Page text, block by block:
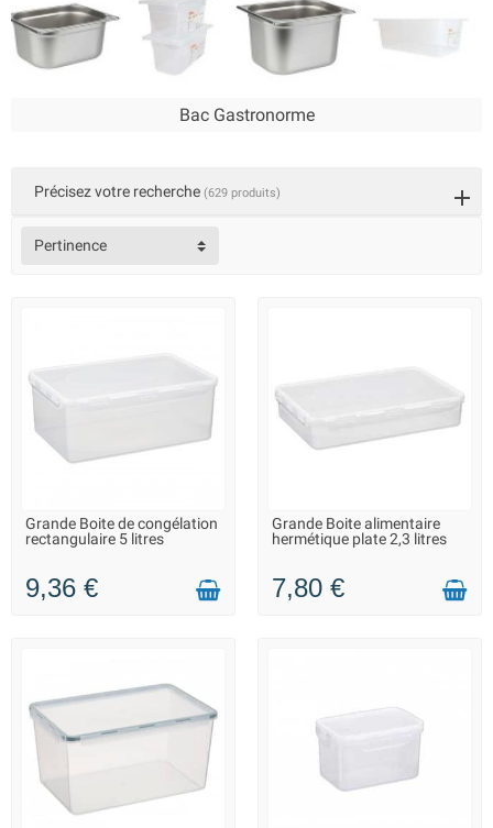
Bac Gastronorme
Précisez votre recherche (629 produits)
Pertinence
LIVRAISON 2 À 3 JOURS
Grande Boite de congélation
rectangulaire 5 litres
9,36 €
LIVRAISON 2 À 3 JOURS
Grande Boite alimentaire
hermétique plate 2,3 litres
7,80 €